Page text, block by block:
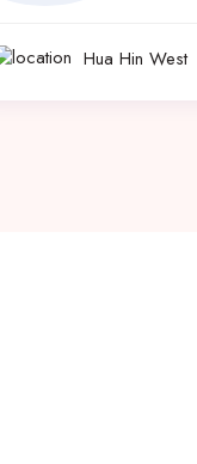
Hua Hin West